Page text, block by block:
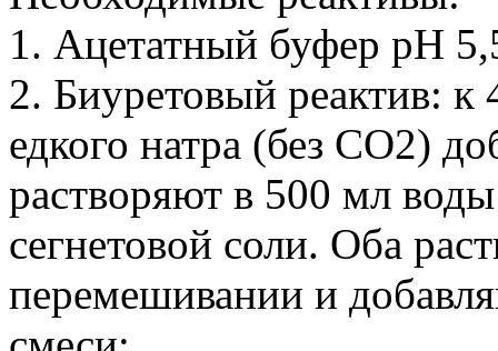
1. Ацетатный буфер pH
2. Биуретовый реактив:
едкого натра (без CO2)
растворяют в 500 мл
сегнетовой соли. Оба
перемешивании и